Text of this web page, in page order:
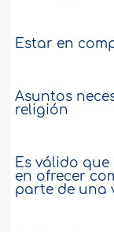
Estar en
Asuntos
religión
Es válido
en ofrecer
parte de una